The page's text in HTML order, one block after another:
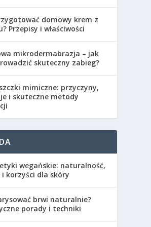
domowy krem z
Przepisy i właściwości
mikrodermabrazja – jak
skuteczny zabieg?
mimiczne: przyczyny,
i skuteczne metody
wegańskie: naturalność,
korzyści dla skóry
brwi naturalnie?
porady i techniki